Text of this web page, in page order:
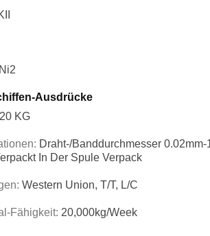
Ausdrücke
20 KG
Draht-/Banddurchmesser
In Der Spule Verpack
Western Union, T/T, L/C
Fähigkeit: 20,000kg/Week